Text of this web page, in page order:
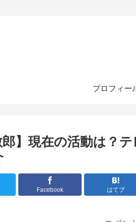
プロフィー
郎】現在の活動は？
Facebook はてブ